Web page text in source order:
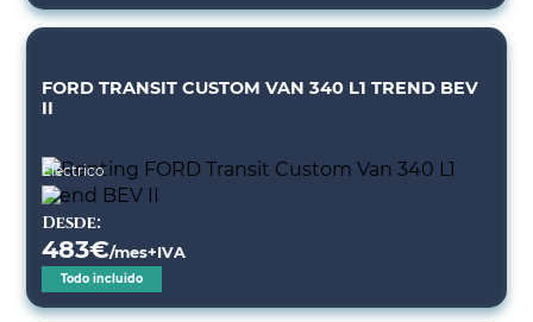
FORD TRANSIT CUSTOM VAN 340 L1 TREND BEV
II
Eléctrico
Desde:
483€/mes+IVA
Todo incluido